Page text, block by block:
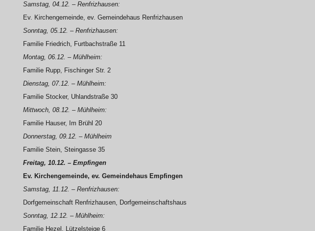
Samstag, 04.12. – Renfrizhausen:
Ev. Kirchengemeinde, ev. Gemeindehaus Renfrizhausen
Sonntag, 05.12. – Renfrizhausen:
Familie Friedrich, Furtbachstraße 11
Montag, 06.12. – Mühlheim:
Familie Rupp, Fischinger Str. 2
Dienstag, 07.12. – Mühlheim:
Familie Stocker, Uhlandstraße 30
Mittwoch, 08.12. – Mühlheim:
Familie Hauser, Im Brühl 20
Donnerstag, 09.12. – Mühlheim
Familie Stein, Steingasse 35
Freitag, 10.12. – Empfingen
Ev. Kirchengemeinde, ev. Gemeindehaus Empfingen
Samstag, 11.12. – Renfrizhausen:
Dorfgemeinschaft Renfrizhausen, Dorfgemeinschaftshaus
Sonntag, 12.12. – Mühlheim:
Familie Hezel, Lützelsteige 6